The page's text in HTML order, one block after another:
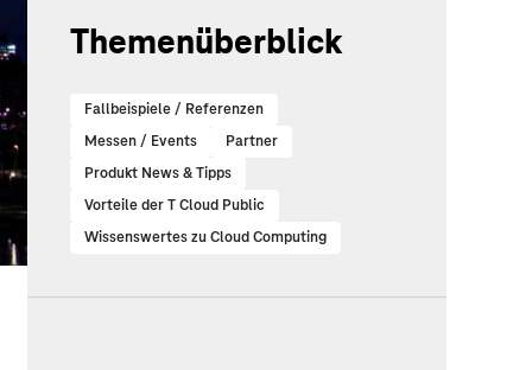
Themenüberblick
Fallbeispiele / Referenzen
Messen / Events
Partner
Produkt News & Tipps
Vorteile der T Cloud Public
Wissenswertes zu Cloud Computing